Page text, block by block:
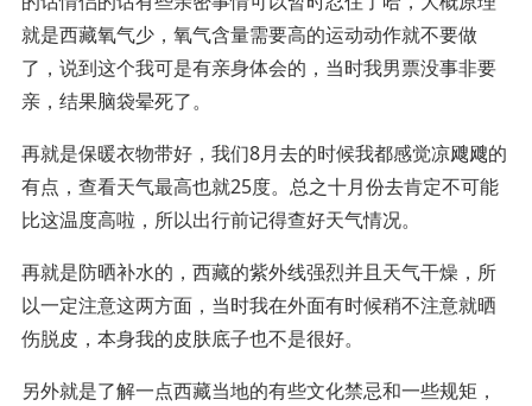
就是西藏氧气少，氧气含量需要高的运动动作就不要做
了，说到这个我可是有亲身体会的，当时我男票没事非要
亲，结果脑袋晕死了。
再就是保暖衣物带好，我们8月去的时候我都感觉凉飕飕的
有点，查看天气最高也就25度。总之十月份去肯定不可能
比这温度高啦，所以出行前记得查好天气情况。
再就是防晒补水的，西藏的紫外线强烈并且天气干燥，所
以一定注意这两方面，当时我在外面有时候稍不注意就晒
伤脱皮，本身我的皮肤底子也不是很好。
另外就是了解一点西藏当地的有些文化禁忌和一些规矩，